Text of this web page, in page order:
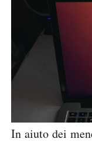
In aiuto dei